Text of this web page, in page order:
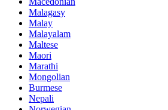
Malagasy
Malay
Malayalam
Maltese
Maori
Marathi
Mongolian
Burmese
Nepali